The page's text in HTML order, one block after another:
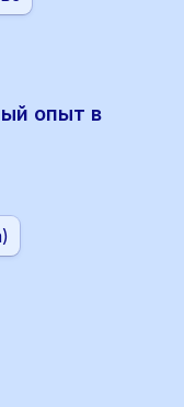
опыт в